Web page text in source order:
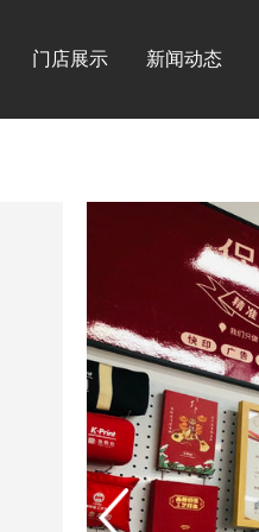
门店展示 新闻动态